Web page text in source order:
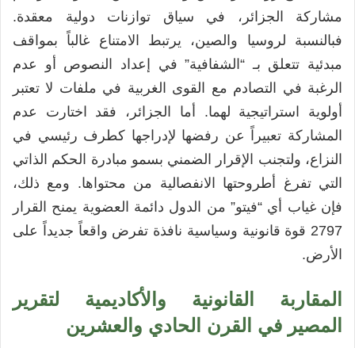
مشاركة الجزائر، في سياق توازنات دولية معقدة.
فبالنسبة لروسيا والصين، يرتبط الامتناع غالباً بمواقف
مبدئية تتعلق بـ “الشفافية” في إعداد النصوص أو عدم
الرغبة في التصادم مع القوى الغربية في ملفات لا تعتبر
أولوية استراتيجية لهما. أما الجزائر، فقد اختارت عدم
المشاركة تعبيراً عن رفضها لإدراجها كطرف رئيسي في
النزاع، ولتجنب الإقرار الضمني بسمو مبادرة الحكم الذاتي
التي تفرغ أطروحتها الانفصالية من محتواها. ومع ذلك،
فإن غياب أي “فيتو” من الدول دائمة العضوية يمنح القرار
2797 قوة قانونية وسياسية نافذة تفرض واقعاً جديداً على
الأرض.
المقاربة القانونية والأكاديمية لتقرير
المصير في القرن الحادي والعشرين